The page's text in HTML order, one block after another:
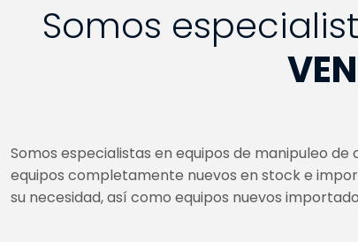
Somos
Somos especialistas en equipos de manipuleo
equipos completamente nuevos en stock e
su necesidad, así como equipos nuevos